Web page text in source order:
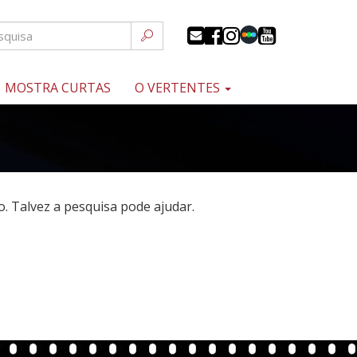
MOSTRA CURTAS O VERTENTES
Talvez a pesquisa pode ajudar.